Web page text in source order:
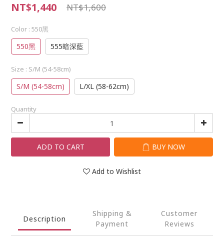
NT$1,440 NT$1,600
Color : 550黑
550黑 555暗深藍
Size : S/M (54-58cm)
S/M (54-58cm) L/XL (58-62cm)
Quantity
ADD TO CART BUY NOW
Add to Wishlist
Description
Shipping &
Payment
Customer
Reviews